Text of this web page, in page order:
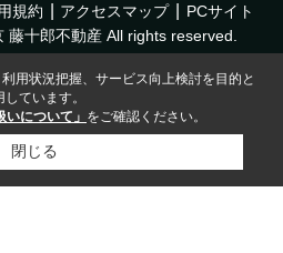
規約 アクセスマップ
PCサイト
十郎不動産 All rights reserved.
用状況把握、サービス向上検討を目的と
ています。
いについて」 をご確認ください。
閉じる